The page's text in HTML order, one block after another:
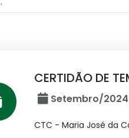
CERTIDÃO DE
Setembro/2024
CTC - Maria José da